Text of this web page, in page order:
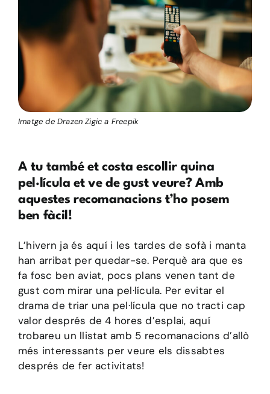
Imatge de Drazen Zigic a Freepik
A tu també et costa escollir quina
pel·lícula et ve de gust veure? Amb
aquestes recomanacions t’ho posem
ben fàcil!
L’hivern ja és aquí i les tardes de sofà i manta
han arribat per quedar-se. Perquè ara que es
fa fosc ben aviat, pocs plans venen tant de
gust com mirar una pel·lícula. Per evitar el
drama de triar una pel·lícula que no tracti cap
valor després de 4 hores d’esplai, aquí
trobareu un llistat amb 5 recomanacions d’allò
més interessants per veure els dissabtes
després de fer activitats!